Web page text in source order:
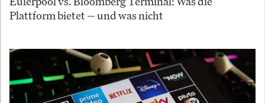
Plattform bietet — und was nicht